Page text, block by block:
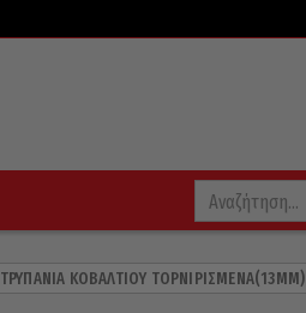
ΤΡΥΠΆΝΙΑ ΚΟΒΑΛΤΊΟΥ ΤΟΡΝΙΡΙΣΜΈΝΑ(13MM)